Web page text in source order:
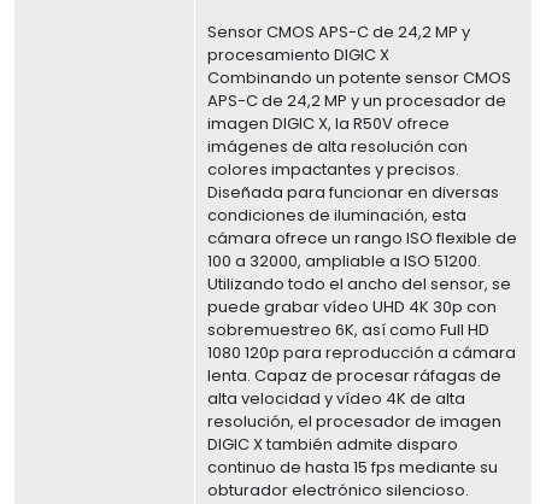
Sensor CMOS APS-C de 24,2 MP y
procesamiento DIGIC X
Combinando un potente sensor CMOS
APS-C de 24,2 MP y un procesador de
imagen DIGIC X, la R50V ofrece
imágenes de alta resolución con
colores impactantes y precisos.
Diseñada para funcionar en diversas
condiciones de iluminación, esta
cámara ofrece un rango ISO flexible de
100 a 32000, ampliable a ISO 51200.
Utilizando todo el ancho del sensor, se
puede grabar vídeo UHD 4K 30p con
sobremuestreo 6K, así como Full HD
1080 120p para reproducción a cámara
lenta. Capaz de procesar ráfagas de
alta velocidad y vídeo 4K de alta
resolución, el procesador de imagen
DIGIC X también admite disparo
continuo de hasta 15 fps mediante su
obturador electrónico silencioso.